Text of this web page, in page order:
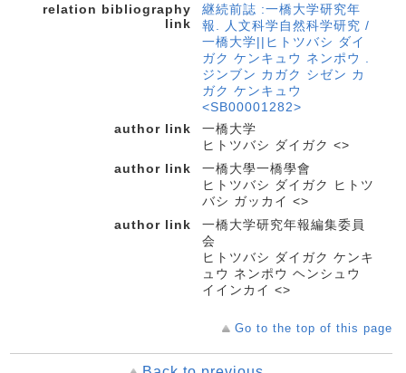
relation bibliography
link
継続前誌 :一橋大学研究年
報. 人文科学自然科学研究 /
一橋大学||ヒトツバシ ダイ
ガク ケンキュウ ネンポウ .
ジンブン カガク シゼン カ
ガク ケンキュウ
<SB00001282>
author link
一橋大学
ヒトツバシ ダイガク <>
author link
一橋大學一橋學會
ヒトツバシ ダイガク ヒトツ
バシ ガッカイ <>
author link
一橋大学研究年報編集委員
会
ヒトツバシ ダイガク ケンキ
ュウ ネンポウ ヘンシュウ
イインカイ <>
Go to the top of this page